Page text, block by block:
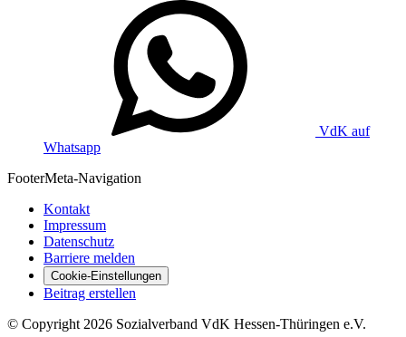
VdK auf
Whatsapp
FooterMeta-Navigation
Kontakt
Impressum
Datenschutz
Barriere melden
Cookie-Einstellungen
Beitrag erstellen
© Copyright 2026 Sozialverband VdK Hessen-Thüringen e.V.